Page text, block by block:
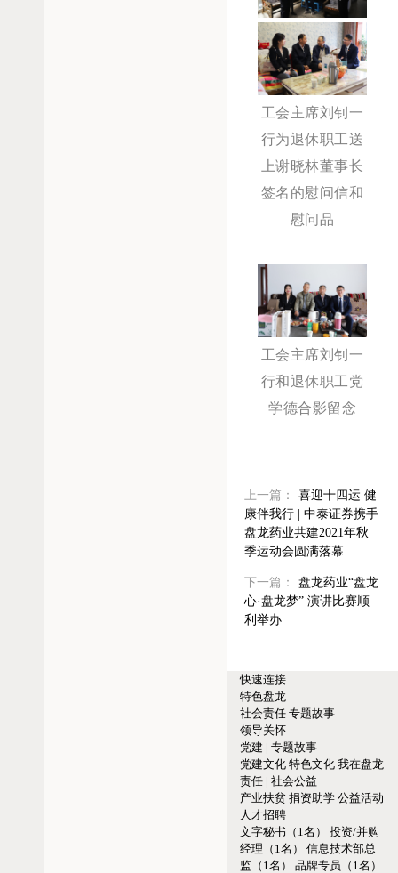
工会主席刘钊一
行为退休职工送
上谢晓林董事长
签名的慰问信和
慰问品
工会主席刘钊一
行和退休职工党
学德合影留念
上一篇：
喜迎十四运 健
康伴我行 | 中泰证券携手
盘龙药业共建2021年秋
季运动会圆满落幕
下一篇：
盘龙药业“盘龙
心·盘龙梦” 演讲比赛顺
利举办
快速连接
特色盘龙
社会责任 专题故事
领导关怀
党建 | 专题故事
党建文化 特色文化 我在盘龙
责任 | 社会公益
产业扶贫 捐资助学 公益活动
人才招聘
文字秘书（1名）
投资/并购
经理（1名）
信息技术部总
监（1名）
品牌专员（1名）